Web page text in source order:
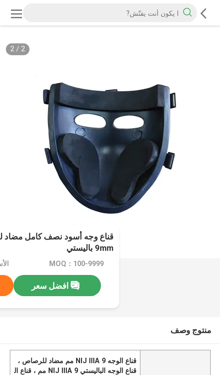
2
/
2
9mm باليستي
MOQ：100-9999
افضل سعر
منتوج وصف
قناع الوجه NIJ IIIA 9 مم مضاد للرصاص ،
قناع الوجه الباليستي NIJ IIIA 9 مم ، قناع ال